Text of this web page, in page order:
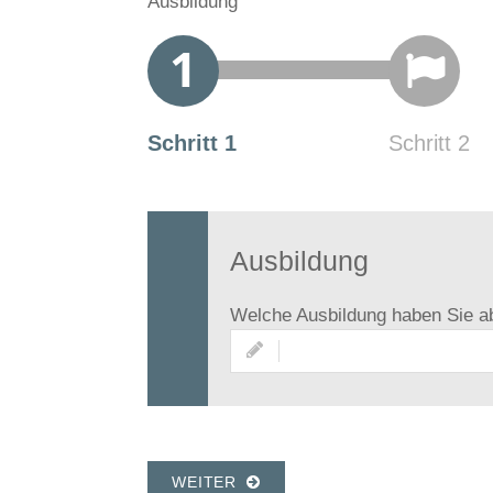
Reinigungsfachkraft
Freude an teamorientierter Erarbeitung
Schritt 1 Schritt 2
Ausbildung
Welche Ausbildung haben Sie
WEITER